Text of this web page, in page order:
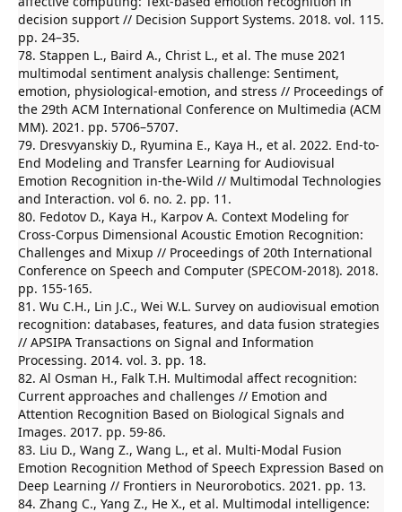
decision support // Decision Support Systems. 2018. vol. 115.
pp. 24–35.
78. Stappen L., Baird A., Christ L., et al. The muse 2021
multimodal sentiment analysis challenge: Sentiment,
emotion, physiological-emotion, and stress // Proceedings of
the 29th ACM International Conference on Multimedia (ACM
MM). 2021. pp. 5706–5707.
79. Dresvyanskiy D., Ryumina E., Kaya H., et al. 2022. End-to-
End Modeling and Transfer Learning for Audiovisual
Emotion Recognition in-the-Wild // Multimodal Technologies
and Interaction. vol 6. no. 2. pp. 11.
80. Fedotov D., Kaya H., Karpov A. Context Modeling for
Cross-Corpus Dimensional Acoustic Emotion Recognition:
Challenges and Mixup // Proceedings of 20th International
Conference on Speech and Computer (SPECOM-2018). 2018.
pp. 155-165.
81. Wu C.H., Lin J.C., Wei W.L. Survey on audiovisual emotion
recognition: databases, features, and data fusion strategies
// APSIPA Transactions on Signal and Information
Processing. 2014. vol. 3. pp. 18.
82. Al Osman H., Falk T.H. Multimodal affect recognition:
Current approaches and challenges // Emotion and
Attention Recognition Based on Biological Signals and
Images. 2017. pp. 59-86.
83. Liu D., Wang Z., Wang L., et al. Multi-Modal Fusion
Emotion Recognition Method of Speech Expression Based on
Deep Learning // Frontiers in Neurorobotics. 2021. pp. 13.
84. Zhang C., Yang Z., He X., et al. Multimodal intelligence: